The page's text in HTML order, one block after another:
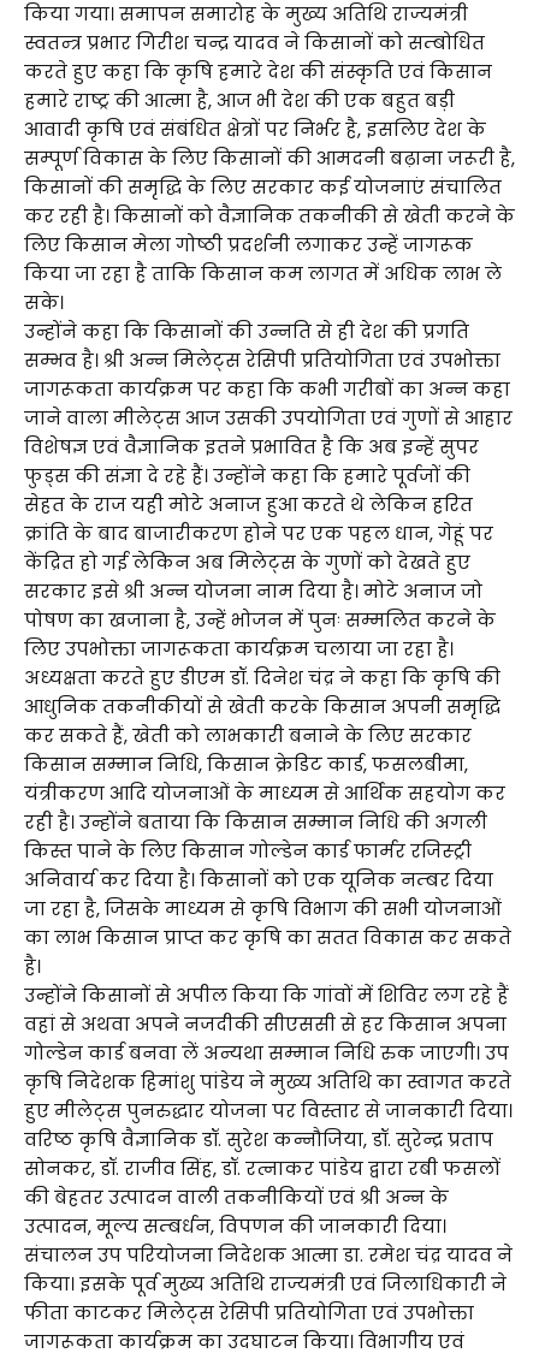
किया गया। समापन समारोह के मुख्य अतिथि राज्यमंत्री
स्वतन्त्र प्रभार गिरीश चन्द्र यादव ने किसानों को सम्बोधित
करते हुए कहा कि कृषि हमारे देश की संस्कृति एवं किसान
हमारे राष्ट्र की आत्मा है, आज भी देश की एक बहुत बड़ी
आवादी कृषि एवं संबंधित क्षेत्रों पर निर्भर है, इसलिए देश के
सम्पूर्ण विकास के लिए किसानों की आमदनी बढ़ाना जरूरी है,
किसानों की समृद्धि के लिए सरकार कई योजनाएं संचालित
कर रही है। किसानों को वैज्ञानिक तकनीकी से खेती करने के
लिए किसान मेला गोष्ठी प्रदर्शनी लगाकर उन्हें जागरूक
किया जा रहा है ताकि किसान कम लागत में अधिक लाभ ले
सके।
उन्होंने कहा कि किसानों की उन्नति से ही देश की प्रगति
सम्भव है। श्री अन्न मिलेट्स रेसिपी प्रतियोगिता एवं उपभोक्ता
जागरूकता कार्यक्रम पर कहा कि कभी गरीबों का अन्न कहा
जाने वाला मीलेट्स आज उसकी उपयोगिता एवं गुणों से आहार
विशेषज्ञ एवं वैज्ञानिक इतने प्रभावित है कि अब इन्हें सुपर
फुड्स की संज्ञा दे रहे हैं। उन्होंने कहा कि हमारे पूर्वजों की
सेहत के राज यही मोटे अनाज हुआ करते थे लेकिन हरित
क्रांति के बाद बाजारीकरण होने पर एक पहल धान, गेहूं पर
केंद्रित हो गई लेकिन अब मिलेट्स के गुणों को देखते हुए
सरकार इसे श्री अन्न योजना नाम दिया है। मोटे अनाज जो
पोषण का खजाना है, उन्हें भोजन में पुनः सम्मलित करने के
लिए उपभोक्ता जागरूकता कार्यक्रम चलाया जा रहा है।
अध्यक्षता करते हुए डीएम डॉ. दिनेश चंद्र ने कहा कि कृषि की
आधुनिक तकनीकीयों से खेती करके किसान अपनी समृद्धि
कर सकते हैं, खेती को लाभकारी बनाने के लिए सरकार
किसान सम्मान निधि, किसान क्रेडिट कार्ड, फसलबीमा,
यंत्रीकरण आदि योजनाओं के माध्यम से आर्थिक सहयोग कर
रही है। उन्होंने बताया कि किसान सम्मान निधि की अगली
किस्त पाने के लिए किसान गोल्डेन कार्ड फार्मर रजिस्ट्री
अनिवार्य कर दिया है। किसानों को एक यूनिक नम्बर दिया
जा रहा है, जिसके माध्यम से कृषि विभाग की सभी योजनाओं
का लाभ किसान प्राप्त कर कृषि का सतत विकास कर सकते
है।
उन्होंने किसानों से अपील किया कि गांवों में शिविर लग रहे हैं
वहां से अथवा अपने नजदीकी सीएससी से हर किसान अपना
गोल्डेन कार्ड बनवा लें अन्यथा सम्मान निधि रुक जाएगी। उप
कृषि निदेशक हिमांशु पांडेय ने मुख्य अतिथि का स्वागत करते
हुए मीलेट्स पुनरुद्धार योजना पर विस्तार से जानकारी दिया।
वरिष्ठ कृषि वैज्ञानिक डॉ. सुरेश कन्नौजिया, डॉ. सुरेन्द्र प्रताप
सोनकर, डॉ. राजीव सिंह, डॉ. रत्नाकर पांडेय द्वारा रबी फसलों
की बेहतर उत्पादन वाली तकनीकियों एवं श्री अन्न के
उत्पादन, मूल्य सम्बर्धन, विपणन की जानकारी दिया।
संचालन उप परियोजना निदेशक आत्मा डा. रमेश चंद्र यादव ने
किया। इसके पूर्व मुख्य अतिथि राज्यमंत्री एवं जिलाधिकारी ने
फीता काटकर मिलेट्स रेसिपी प्रतियोगिता एवं उपभोक्ता
जागरूकता कार्यक्रम का उदघाटन किया। विभागीय एवं